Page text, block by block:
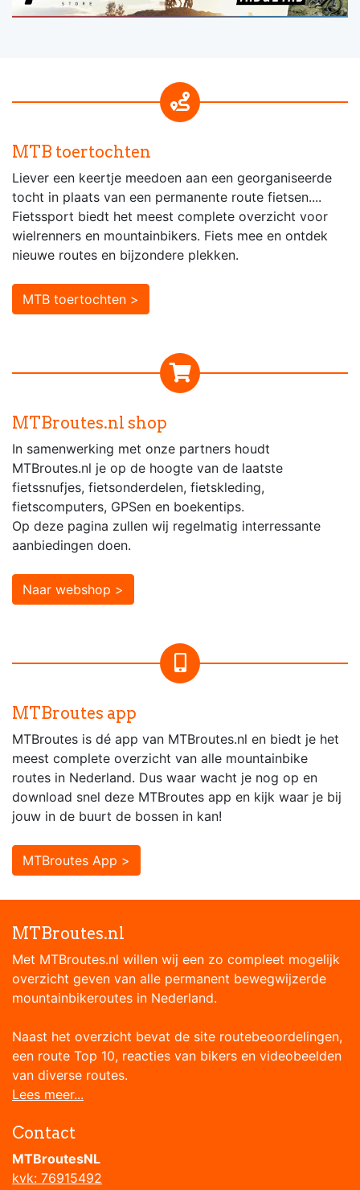
MTB toertochten
Liever een keertje meedoen aan een georganiseerde
tocht in plaats van een permanente route fietsen....
Fietssport biedt het meest complete overzicht voor
wielrenners en mountainbikers. Fiets mee en ontdek
nieuwe routes en bijzondere plekken.
MTB toertochten >
MTBroutes.nl shop
In samenwerking met onze partners houdt
MTBroutes.nl je op de hoogte van de laatste
fietssnufjes, fietsonderdelen, fietskleding,
fietscomputers, GPSen en boekentips.
Op deze pagina zullen wij regelmatig interressante
aanbiedingen doen.
Naar webshop >
MTBroutes app
MTBroutes is dé app van MTBroutes.nl en biedt je het
meest complete overzicht van alle mountainbike
routes in Nederland. Dus waar wacht je nog op en
download snel deze MTBroutes app en kijk waar je bij
jouw in de buurt de bossen in kan!
MTBroutes App >
MTBroutes.nl
Met MTBroutes.nl willen wij een zo compleet mogelijk
overzicht geven van alle permanent bewegwijzerde
mountainbikeroutes in Nederland.
Naast het overzicht bevat de site routebeoordelingen,
een route Top 10, reacties van bikers en videobeelden
van diverse routes.
Lees meer...
Contact
MTBroutesNL
kvk: 76915492